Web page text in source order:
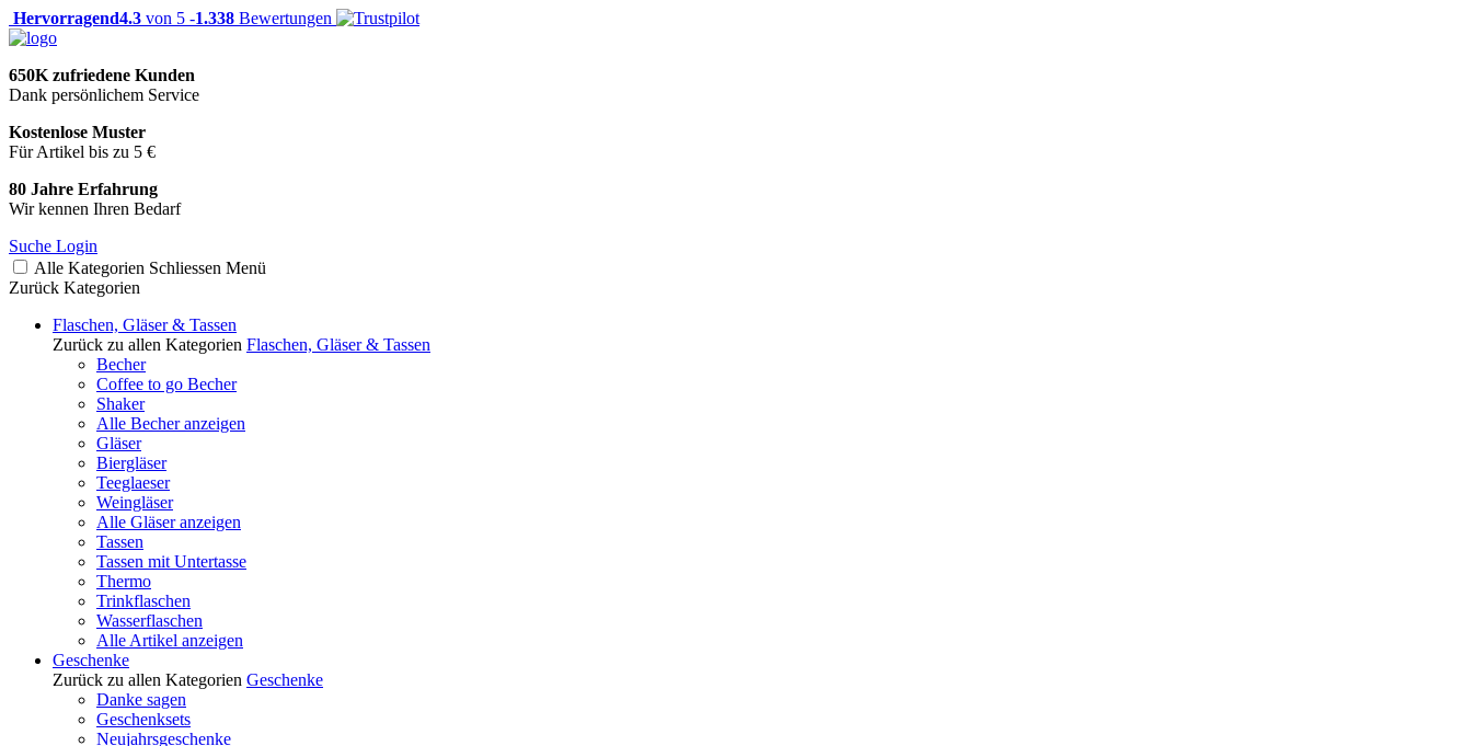
Hervorragend4.3 von 5 -1.338 Bewertungen
650K zufriedene Kunden
Dank persönlichem Service
Kostenlose Muster
Für Artikel bis zu 5 €
80 Jahre Erfahrung
Wir kennen Ihren Bedarf
Suche Login
Alle Kategorien Schliessen Menü
Zurück Kategorien
Flaschen, Gläser & Tassen
Zurück zu allen Kategorien Flaschen, Gläser & Tassen
Becher
Coffee to go Becher
Shaker
Alle Becher anzeigen
Gläser
Biergläser
Teeglaeser
Weingläser
Alle Gläser anzeigen
Tassen
Tassen mit Untertasse
Thermo
Trinkflaschen
Wasserflaschen
Alle Artikel anzeigen
Geschenke
Zurück zu allen Kategorien Geschenke
Danke sagen
Geschenksets
Neujahrsgeschenke